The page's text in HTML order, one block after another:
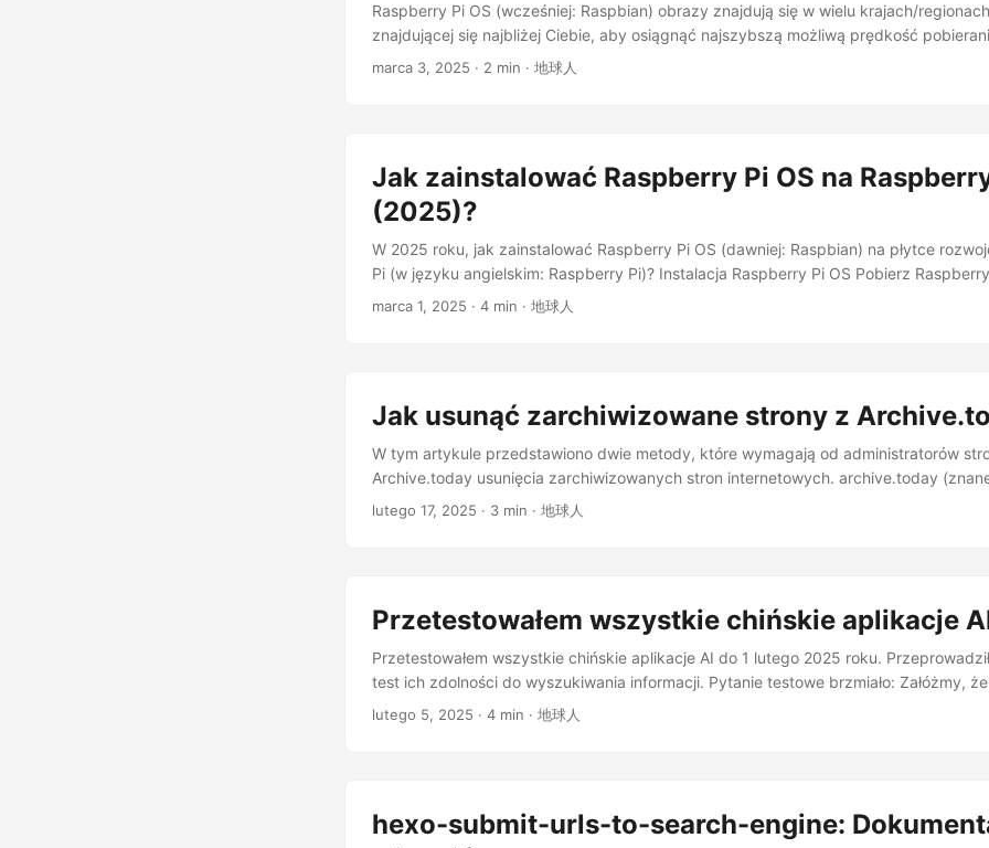
Raspberry Pi OS (wcześniej: Raspbian) obrazy znajdują się w wielu krajach/
znajdującej się najbliżej Ciebie, aby osiągnąć najszybszą możliwą prędkość
marca 3, 2025 · 2 min · 地球人
Jak zainstalować Raspberry Pi OS na
(2025)?
W 2025 roku, jak zainstalować Raspberry Pi OS (dawniej: Raspbian) na płytce
Pi (w języku angielskim: Raspberry Pi)? Instalacja Raspberry Pi OS Pobierz
Lite z Operating system images – Raspberry Pi . Wersja Lite ma na celu zapewnienie
starszego oprogramowania lub napotkasz problemy z kompatybilnością, możesz
wersji Legacy. ...
marca 1, 2025 · 4 min · 地球人
Jak usunąć zarchiwizowane strony z
W tym artykule przedstawiono dwie metody, które wymagają od administratorów
Archive.today usunięcia zarchiwizowanych stron internetowych. archive.today
archive.is) to usługa archiwizacji stron internetowych, która umożliwia użytkownikom
lutego 17, 2025 · 3 min · 地球人
Przetestowałem wszystkie chińskie aplikacje
Przetestowałem wszystkie chińskie aplikacje AI do 1 lutego 2025 roku.
test ich zdolności do wyszukiwania informacji. Pytanie testowe brzmiało: Załóżmy,
doktorantem MIT i chcesz dowiedzieć się, jak wybrać ryż. Proszę wyszukać
lutego 5, 2025 · 4 min · 地球人
hexo-submit-urls-to-search-engine: